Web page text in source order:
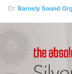
От Barnsly Sound